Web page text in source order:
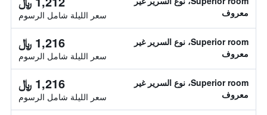
معروف
سعر الليلة شامل الرسوم
Superior room، نوع السرير غير
معروف
1,216 ﷼
سعر الليلة شامل الرسوم
Superior room، نوع السرير غير
معروف
1,216 ﷼
سعر الليلة شامل الرسوم